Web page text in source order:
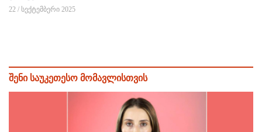
22 / სექტემბერი 2025
შენი საუკეთესო მომავლისთვის